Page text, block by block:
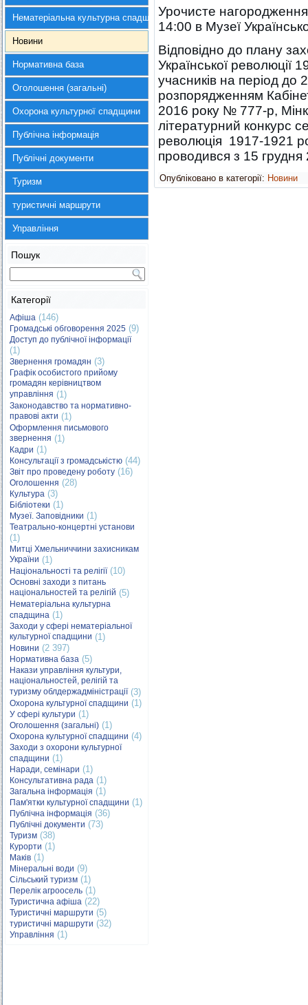
Нематеріальна культурна спадщина
Новини
Нормативна база
Оголошення (загальні)
Охорона культурної спадщини
Публічна інформація
Публічні документи
Туризм
туристичні маршрути
Управління
Пошук
Категорії
Афіша (146)
Громадські обговорення 2025 (9)
Доступ до публічної інформації
(1)
Звернення громадян (3)
Графік особистого прийому
громадян керівництвом
управління (1)
Законодавство та нормативно-
правові акти (1)
Оформлення письмового
звернення (1)
Кадри (1)
Консультації з громадськістю (44)
Звіт про проведену роботу (16)
Оголошення (28)
Культура (3)
Бібліотеки (1)
Музеї. Заповідники (1)
Театрально-концертні установи
(1)
Митці Хмельниччини захисникам
України (1)
Національності та релігії(10)
Основні заходи з питань
національностей та релігій (5)
Нематеріальна культурна
спадщина (1)
Заходи у сфері нематеріальної
культурної спадщини (1)
Новини (2 397)
Нормативна база (5)
Накази управління культури,
національностей, релігій та
туризму облдержадміністрації(3)
Охорона культурної спадщини (1)
У сфері культури (1)
Оголошення (загальні) (1)
Охорона культурної спадщини (4)
Заходи з охорони культурної
спадщини (1)
Наради, семінари (1)
Консультативна рада (1)
Загальна інформація (1)
Пам'ятки культурної спадщини (1)
Публічна інформація (36)
Публічні документи (73)
Туризм (38)
Курорти (1)
Маків (1)
Мінеральні води (9)
Сільський туризм (1)
Перелік агроосель (1)
Туристична афіша (22)
Туристичні маршрути (5)
туристичні маршрути (32)
Управління (1)
Урочисте
14:00 в Музеї
Відповідно до плану
Української революції
учасників на період до
розпорядженням
2016 року № 777-р,
літературний конкурс
революція 1917-1921
проводився з 15
Опубліковано в категорії: Новини